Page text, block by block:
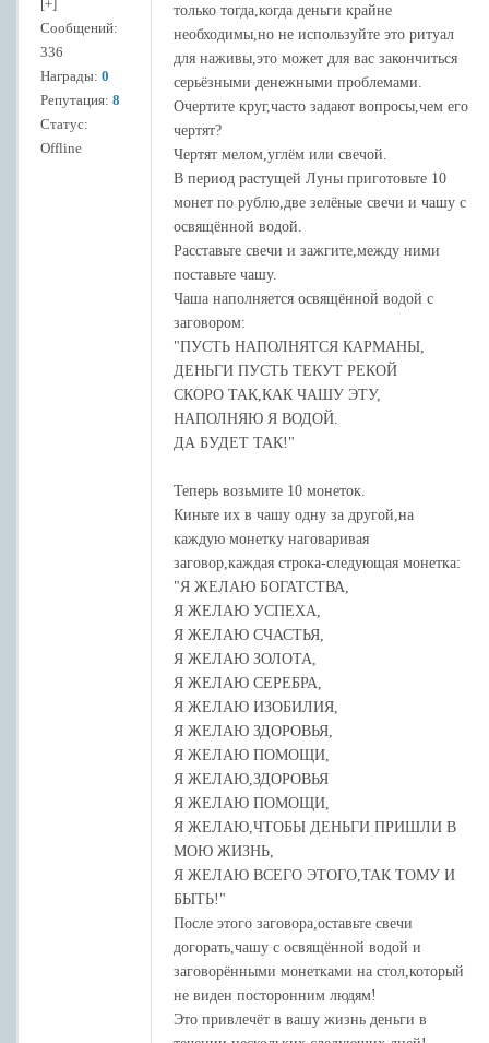
[+]
Сообщений:
336
Награды: 0
Репутация: 8
Статус:
Offline
только тогда,когда деньги крайне
необходимы,но не используйте это ритуал
для наживы,это может для вас закончиться
серьёзными денежными проблемами.
Очертите круг,часто задают вопросы,чем его
чертят?
Чертят мелом,углём или свечой.
В период растущей Луны приготовьте 10
монет по рублю,две зелёные свечи и чашу с
освящённой водой.
Расставьте свечи и зажгите,между ними
поставьте чашу.
Чаша наполняется освящённой водой с
заговором:
"ПУСТЬ НАПОЛНЯТСЯ КАРМАНЫ,
ДЕНЬГИ ПУСТЬ ТЕКУТ РЕКОЙ
СКОРО ТАК,КАК ЧАШУ ЭТУ,
НАПОЛНЯЮ Я ВОДОЙ.
ДА БУДЕТ ТАК!"
Теперь возьмите 10 монеток.
Киньте их в чашу одну за другой,на
каждую монетку наговаривая
заговор,каждая строка-следующая монетка:
"Я ЖЕЛАЮ БОГАТСТВА,
Я ЖЕЛАЮ УСПЕХА,
Я ЖЕЛАЮ СЧАСТЬЯ,
Я ЖЕЛАЮ ЗОЛОТА,
Я ЖЕЛАЮ СЕРЕБРА,
Я ЖЕЛАЮ ИЗОБИЛИЯ,
Я ЖЕЛАЮ ЗДОРОВЬЯ,
Я ЖЕЛАЮ ПОМОЩИ,
Я ЖЕЛАЮ,ЗДОРОВЬЯ
Я ЖЕЛАЮ ПОМОЩИ,
Я ЖЕЛАЮ,ЧТОБЫ ДЕНЬГИ ПРИШЛИ В
МОЮ ЖИЗНЬ,
Я ЖЕЛАЮ ВСЕГО ЭТОГО,ТАК ТОМУ И
БЫТЬ!"
После этого заговора,оставьте свечи
догорать,чашу с освящённой водой и
заговорёнными монетками на стол,который
не виден посторонним людям!
Это привлечёт в вашу жизнь деньги в